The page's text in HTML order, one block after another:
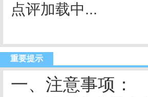
点评加载中...
重要提示
一、注意事项：